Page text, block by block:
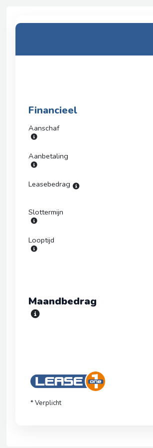
Financieel
Aanschaf
Aanbetaling
Leasebedrag
Slottermijn
Looptijd
Maandbedrag
* Verplicht